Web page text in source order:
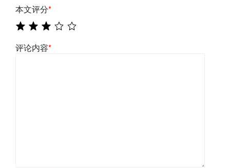
本文评分*
评论内容*